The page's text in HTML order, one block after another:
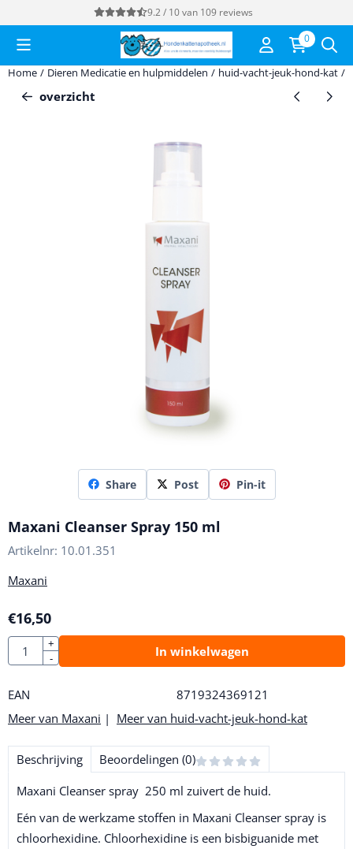
Cookievoorkeuren zijn momenteel gesloten.
9.2 / 10van 109 reviews
0
Home / Dieren Medicatie en hulpmiddelen / huid-vacht-jeuk-hond-kat /
overzicht
Share Post Pin-it
Maxani Cleanser Spray 150 ml
Artikelnr: 10.01.351
Maxani
€16,50
Aantal
+
-
In winkelwagen
EAN
8719324369121
Meer van Maxani | Meer van huid-vacht-jeuk-hond-kat
Beschrijving
Beoordelingen (0)
Maxani Cleanser spray 250 ml zuivert de huid.
Eén van de werkzame stoffen in Maxani Cleanser spray is
chloorhexidine. Chloorhexidine is een bisbiguanide met